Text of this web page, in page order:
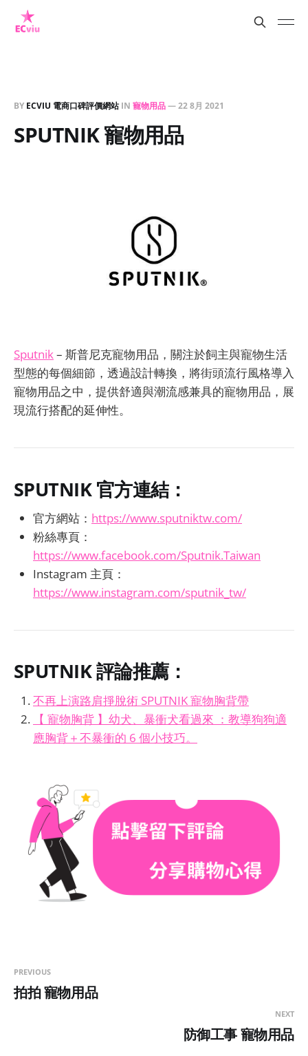
BY ECVIU 電商口碑評價網站IN 寵物用品—22 8月 2021
SPUTNIK 寵物用品
Sputnik– 斯普尼克寵物用品，關注於飼主與寵物生活
型態的每個細節，透過設計轉換，將街頭流行風格導入
寵物用品之中，提供舒適與潮流感兼具的寵物用品，展
現流行搭配的延伸性。
SPUTNIK 官方連結：
官方網站： https://www.sputniktw.com/
粉絲專頁：
https://www.facebook.com/Sputnik.Taiwan
Instagram 主頁：
https://www.instagram.com/sputnik_tw/
SPUTNIK評論推薦：
不再上演路肩掙脫術 SPUTNIK 寵物胸背帶
【 寵物胸背 】幼犬、暴衝犬看過來 ：教導狗狗適
應胸背＋不暴衝的 6 個小技巧。
PREVIOUS
拍拍 寵物用品
NEXT
防御工事 寵物用品